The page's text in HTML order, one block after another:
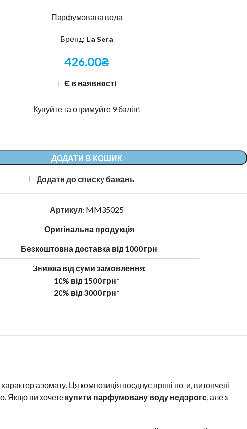
Парфумована вода
Бренд: La Sera
426.00₴
Є в наявності
Купуйте та отримуйте 9 балів!
ДОДАТИ В КОШИК
Додати до списку бажань
Артикул: MM35025
Оригінальна продукція
Безкоштовна доставка від 1000 грн
Знижка від суми замовлення:
10% від 1500 грн*
20% від 3000 грн*
аромату. Ця композиція поєднує пряні ноти, витончені
Якщо ви хочете купити парфумовану воду недорого, але з